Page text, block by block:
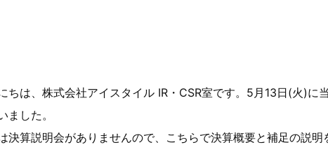
ちは、株式会社アイスタイル IR・CSR室です。5月13日(火)
ました。
決算説明会がありませんので、こちらで決算概要と補足の説明